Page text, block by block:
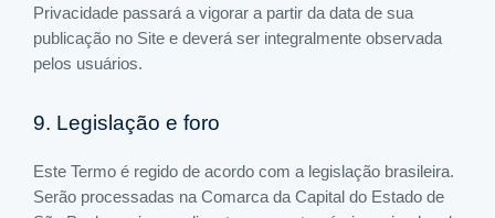
Privacidade passará a vigorar a partir da data de sua
publicação no Site e deverá ser integralmente observada
pelos usuários.
9. Legislação e foro
Este Termo é regido de acordo com a legislação brasileira.
Serão processadas na Comarca da Capital do Estado de